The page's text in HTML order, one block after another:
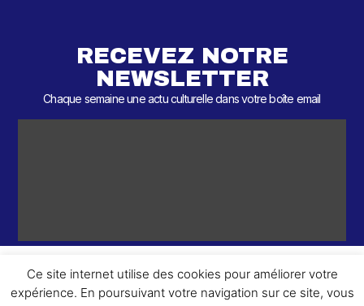
RECEVEZ NOTRE
NEWSLETTER
Chaque semaine une actu culturelle dans votre boîte email
Ce site internet utilise des cookies pour améliorer votre
expérience. En poursuivant votre navigation sur ce site, vous